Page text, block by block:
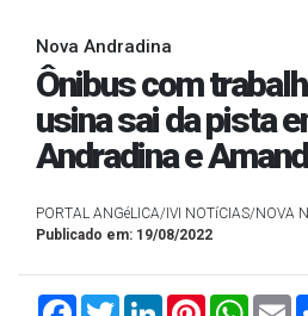
Nova Andradina
Ônibus com
usina sai da pista
Andradina e
PORTAL ANGéLICA/IVI NOTíCIAS/NOVA
Publicado em: 19/08/2022
FacebookTwitterLinkedInPinterest